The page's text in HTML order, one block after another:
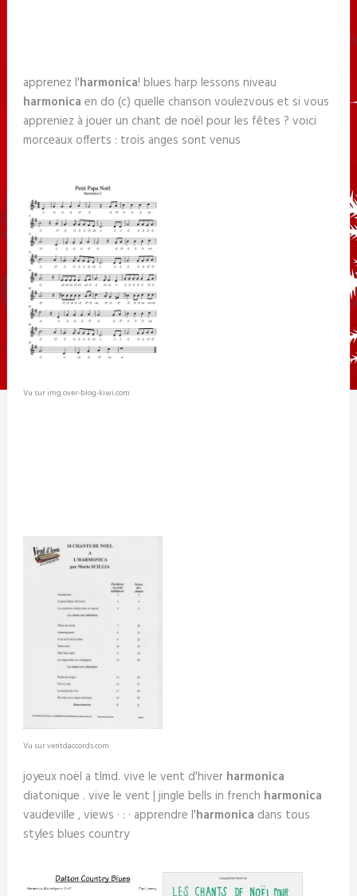
apprenez l'harmonica! blues harp lessons niveau
harmonica en do (c) quelle chanson voulezvous et si vous
appreniez à jouer un chant de noël pour les fêtes ? voici
morceaux offerts : trois anges sont venus
Vu sur img.over-blog-kiwi.com
Vu sur ventdaccords.com
joyeux noël a tlmd. vive le vent d'hiver harmonica
diatonique . vive le vent | jingle bells in french harmonica
vaudeville , views · : · apprendre l'harmonica dans tous
styles blues country